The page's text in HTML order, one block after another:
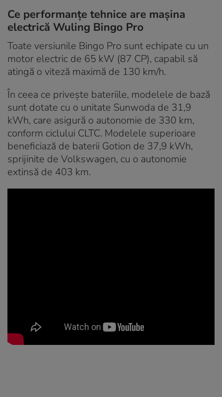
Ce performanțe tehnice are mașina
electrică Wuling Bingo Pro
Toate versiunile Bingo Pro sunt echipate cu un
motor electric de 65 kW (87 CP), capabil să
atingă o viteză maximă de 130 km/h.
În ceea ce privește bateriile, modelele de bază
sunt dotate cu o unitate Sunwoda de 31,9
kWh, care asigură o autonomie de 330 km,
conform ciclului CLTC. Modelele superioare
beneficiază de baterii Gotion de 37,9 kWh,
sprijinite de Volkswagen, cu o autonomie
extinsă de 403 km.